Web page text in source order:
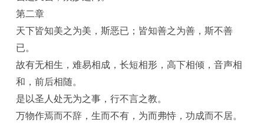
第二章
天下皆知美之为美，斯恶已；皆知善之为善，斯不善
已。
故有无相生，难易相成，长短相形，高下相倾，音声相
和，前后相随。
是以圣人处无为之事，行不言之教。
万物作焉而不辞，生而不有，为而弗恃，功成而不居。